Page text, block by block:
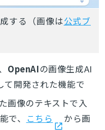
する（画像は公式ブ
OpenAIの画像生成AI
て開発された機能で
画像のテキストで入
で、
こちら
から画